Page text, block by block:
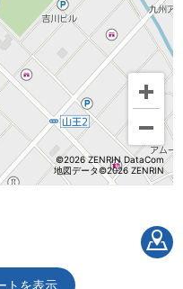
©2026 ZENRIN DataCom
地図データ©2026 ZENRIN
トを表示